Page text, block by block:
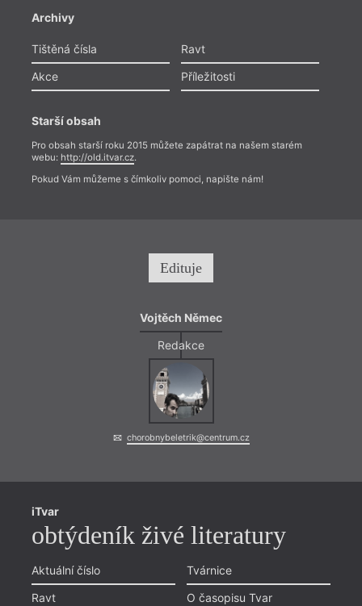
Archivy
Tištěná čísla
Ravt
Akce
Příležitosti
Starší obsah
Pro obsah starší roku 2015 můžete zapátrat na našem starém
webu: http://old.itvar.cz.
Pokud Vám můžeme s čímkoliv pomoci, napište nám!
Edituje
Vojtěch Němec
Redakce
chorobnybeletrik@centrum.cz
iTvar
obtýdeník živé literatury
Aktuální číslo
Ravt
Tvárnice
O časopisu Tvar